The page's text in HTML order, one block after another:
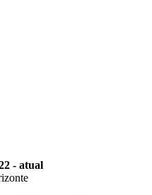
- atual